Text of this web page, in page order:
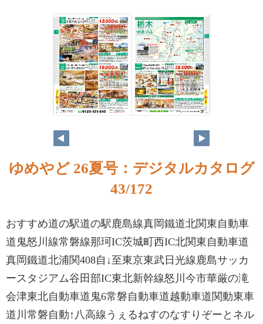
ゆめやど 26夏号：デジタルカタログ
43/172
おすすめ道の駅道の駅鹿島線真岡鐵道北関東自動車
道鬼怒川線常磐線那珂IC茨城町西IC北関東自動車道
真岡鐵道北浦関408自↓至東京東武日光線鹿島サッカ
ースタジアム谷田部IC東北新幹線怒川今市華厳の滝
会津東北自動車道鬼6常磐自動車道越動車道関動東車
道川常磐自動↑八高線うぇるねすのなすりぞーとネル